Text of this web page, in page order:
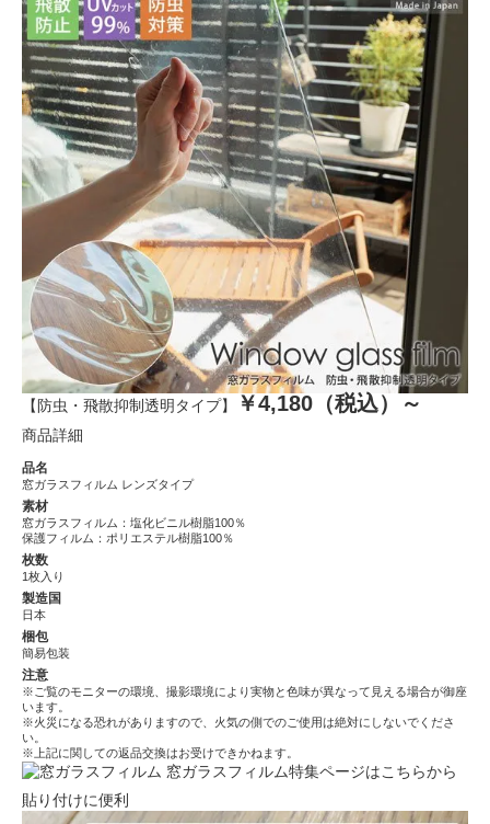
【防虫・飛散抑制透明タイプ】 ￥4,180（税込）～
商品詳細
品名
窓ガラスフィルム レンズタイプ
素材
窓ガラスフィルム：塩化ビニル樹脂100％
保護フィルム：ポリエステル樹脂100％
枚数
1枚入り
製造国
日本
梱包
簡易包装
注意
※ご覧のモニターの環境、撮影環境により実物と色味が異なって見える場合が御座
います。
※火災になる恐れがありますので、火気の側でのご使用は絶対にしないでくださ
い。
※上記に関しての返品交換はお受けできかねます。
窓ガラスフィルム特集ページはこちらから
貼り付けに便利